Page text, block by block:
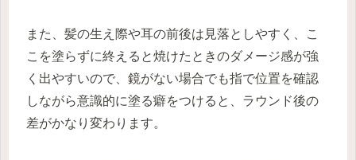
また、髪の生え際や耳の前後は見落としやすく、こ
こを塗らずに終えると焼けたときのダメージ感が強
く出やすいので、鏡がない場合でも指で位置を確認
しながら意識的に塗る癖をつけると、ラウンド後の
差がかなり変わります。